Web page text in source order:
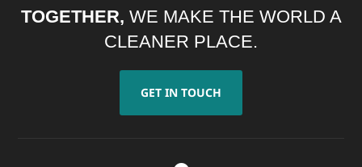
TOGETHER, WE MAKE THE WORLD A
CLEANER PLACE.
GET IN TOUCH